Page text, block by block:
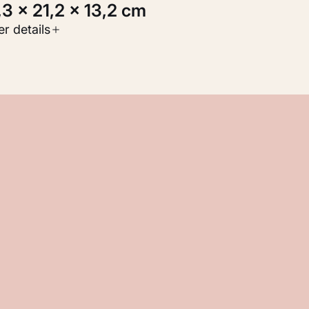
× 21,2 × 13,2 cm
werk
details